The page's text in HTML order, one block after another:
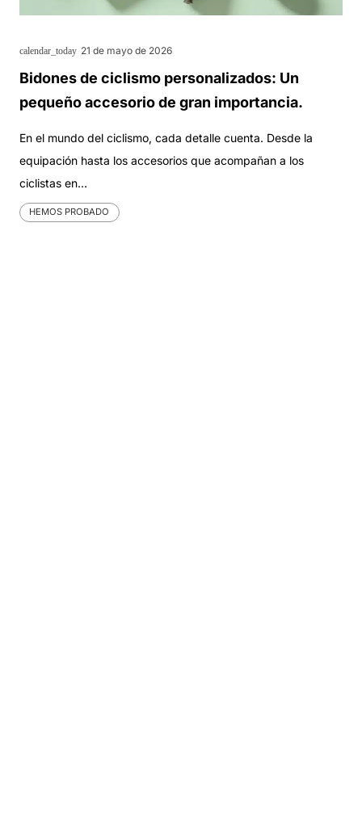
calendar_today 21 de mayo de 2026
Bidones de ciclismo personalizados: Un
pequeño accesorio de gran importancia.
En el mundo del ciclismo, cada detalle cuenta. Desde la
equipación hasta los accesorios que acompañan a los
ciclistas en…
HEMOS PROBADO